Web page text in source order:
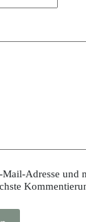
Adresse und